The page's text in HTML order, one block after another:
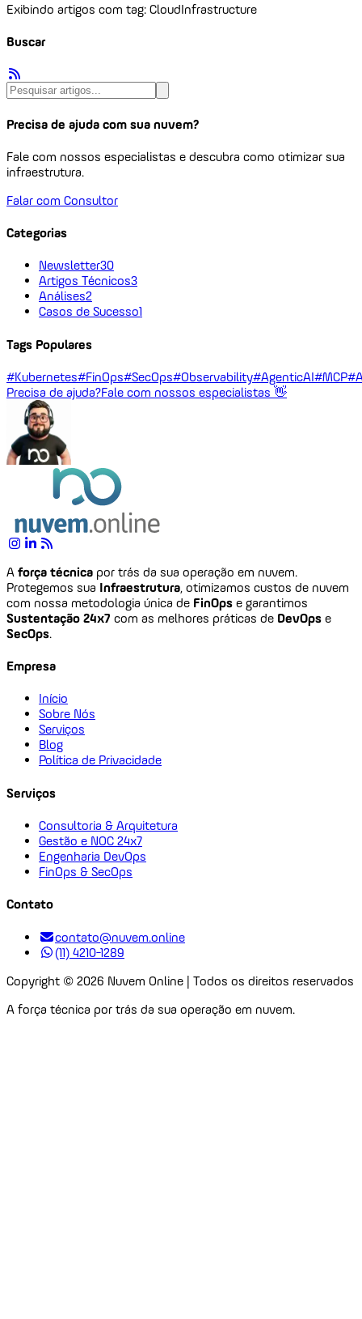
Exibindo artigos com tag: CloudInfrastructure
Buscar
Precisa de ajuda com sua nuvem?
Fale com nossos especialistas e descubra como otimizar sua
infraestrutura.
Falar com Consultor
Categorias
Newsletter30
Artigos Técnicos3
Análises2
Casos de Sucesso1
Tags Populares
#Kubernetes#FinOps#SecOps#Observability#AgenticAI#MCP
Precisa de ajuda?Fale com nossos especialistas 👋
A força técnica por trás da sua operação em nuvem.
Protegemos sua Infraestrutura, otimizamos custos de nuvem
com nossa metodologia única de FinOps e garantimos
Sustentação 24x7 com as melhores práticas de DevOps e
SecOps.
Empresa
Início
Sobre Nós
Serviços
Blog
Política de Privacidade
Serviços
Consultoria & Arquitetura
Gestão e NOC 24x7
Engenharia DevOps
FinOps & SecOps
Contato
contato@nuvem.online
(11) 4210-1289
Copyright © 2026 Nuvem Online | Todos os direitos reservados
A força técnica por trás da sua operação em nuvem.